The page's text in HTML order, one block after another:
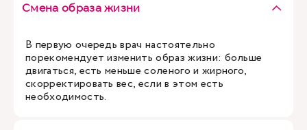
Смена образа жизни
В первую очередь врач настоятельно
порекомендует изменить образ жизни: больше
двигаться, есть меньше соленого и жирного,
скорректировать вес, если в этом есть
необходимость.